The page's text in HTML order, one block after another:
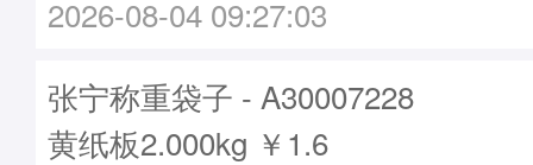
2026-08-04 09:27:03
张宁称重袋子 - A30007228
黄纸板2.000kg ￥1.6